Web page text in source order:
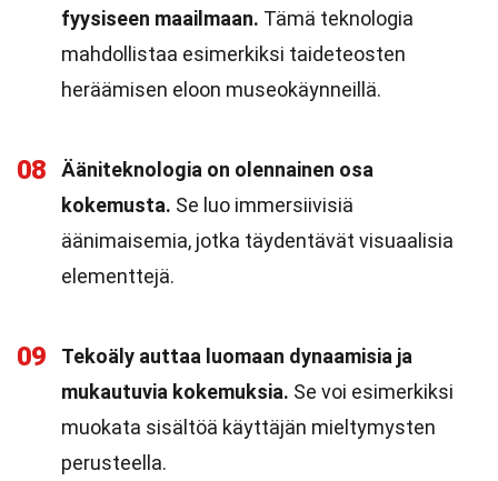
fyysiseen maailmaan. Tämä teknologia
mahdollistaa esimerkiksi taideteosten
heräämisen eloon museokäynneillä.
08
Ääniteknologia on olennainen osa
kokemusta. Se luo immersiivisiä
äänimaisemia, jotka täydentävät visuaalisia
elementtejä.
09
Tekoäly auttaa luomaan dynaamisia ja
mukautuvia kokemuksia. Se voi esimerkiksi
muokata sisältöä käyttäjän mieltymysten
perusteella.